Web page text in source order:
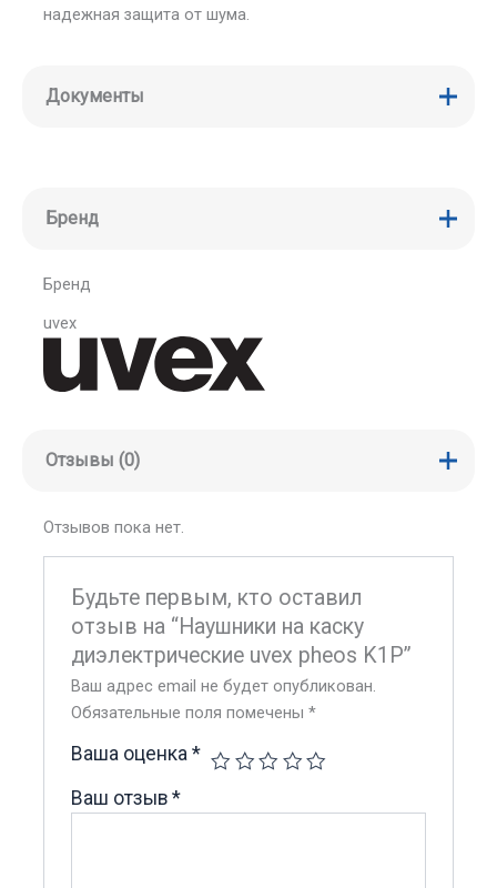
надежная защита от шума.
Документы
Бренд
Бренд
uvex
Отзывы (0)
Отзывов пока нет.
Будьте первым, кто оставил
отзыв на “Наушники на каску
диэлектрические uvex pheos K1P”
Ваш адрес email не будет опубликован.
Обязательные поля помечены*
Ваша оценка*
Ваш отзыв*